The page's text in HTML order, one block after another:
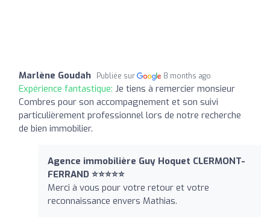
Marlène Goudah Publiée sur 8 months ago
Expérience fantastique: Je tiens à remercier monsieur
Combres pour son accompagnement et son suivi
particulièrement professionnel lors de notre recherche
de bien immobilier.
Agence immobilière Guy Hoquet CLERMONT-
FERRAND ⭐⭐⭐⭐⭐
Merci à vous pour votre retour et votre
reconnaissance envers Mathias.